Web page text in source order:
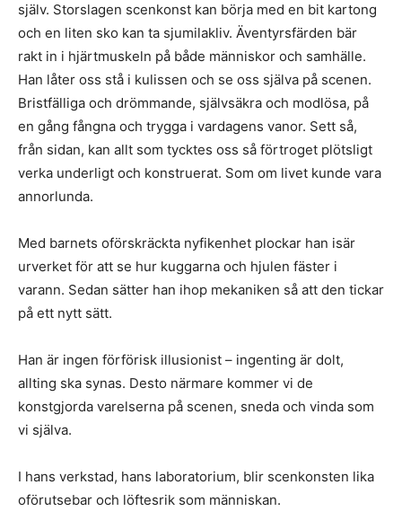
själv. Storslagen scenkonst kan börja med en bit kartong
och en liten sko kan ta sjumilakliv. Äventyrsfärden bär
rakt in i hjärtmuskeln på både människor och samhälle.
Han låter oss stå i kulissen och se oss själva på scenen.
Bristfälliga och drömmande, självsäkra och modlösa, på
en gång fångna och trygga i vardagens vanor. Sett så,
från sidan, kan allt som tycktes oss så förtroget plötsligt
verka underligt och konstruerat. Som om livet kunde vara
annorlunda.
Med barnets oförskräckta nyfikenhet plockar han isär
urverket för att se hur kuggarna och hjulen fäster i
varann. Sedan sätter han ihop mekaniken så att den tickar
på ett nytt sätt.
Han är ingen förförisk illusionist – ingenting är dolt,
allting ska synas. Desto närmare kommer vi de
konstgjorda varelserna på scenen, sneda och vinda som
vi själva.
I hans verkstad, hans laboratorium, blir scenkonsten lika
oförutsebar och löftesrik som människan.